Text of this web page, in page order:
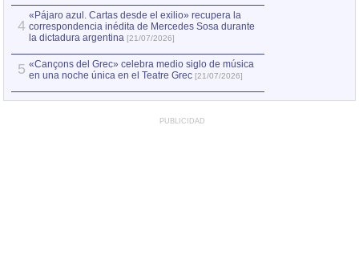
4
«Pájaro azul. Cartas desde el exilio» recupera la
correspondencia inédita de Mercedes Sosa durante
la dictadura argentina [21/07/2026]
5 «Cançons del Grec» celebra medio siglo de música
en una noche única en el Teatre Grec [21/07/2026]
PUBLICIDAD